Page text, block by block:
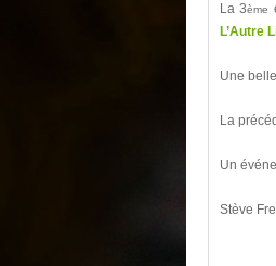
La 3ème
L’Autre
Une
La
Un
Stève